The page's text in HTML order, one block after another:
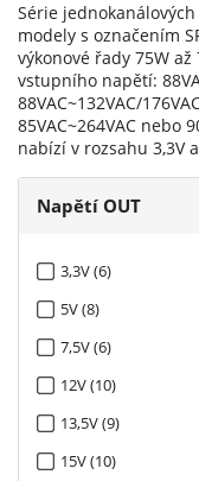
Série
modely s označením
výkonové řady 75W
vstupního napětí:
88VAC~132VAC/
85VAC~264VAC nebo
nabízí v rozsahu 3,3V
Napětí OUT
3,3V (6)
5V (8)
7,5V (6)
12V (10)
13,5V (9)
15V (10)